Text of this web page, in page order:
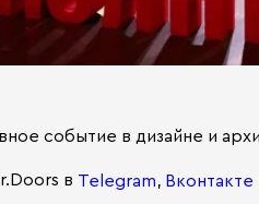
событие в дизайне и
в Telegram Вконтакте